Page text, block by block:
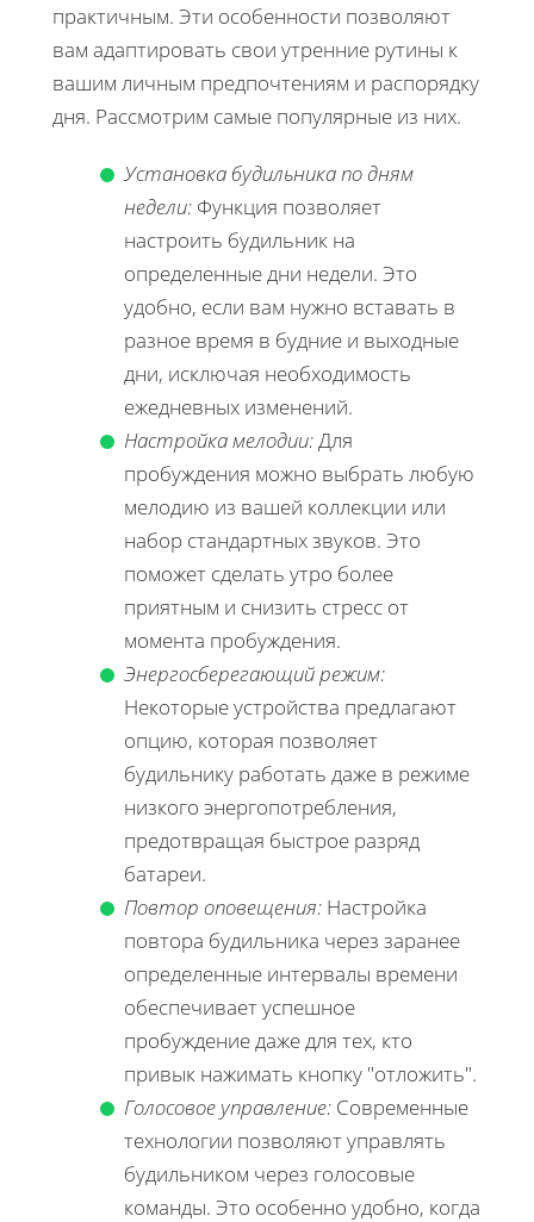
практичным. Эти особенности позволяют
вам адаптировать свои утренние рутины к
вашим личным предпочтениям и распорядку
дня. Рассмотрим самые популярные из них.
Установка будильника по дням
недели: Функция позволяет
настроить будильник на
определенные дни недели. Это
удобно, если вам нужно вставать в
разное время в будние и выходные
дни, исключая необходимость
ежедневных изменений.
Настройка мелодии:Для
пробуждения можно выбрать любую
мелодию из вашей коллекции или
набор стандартных звуков. Это
поможет сделать утро более
приятным и снизить стресс от
момента пробуждения.
Энергосберегающий режим:
Некоторые устройства предлагают
опцию, которая позволяет
будильнику работать даже в режиме
низкого энергопотребления,
предотвращая быстрое разряд
батареи.
Повтор оповещения: Настройка
повтора будильника через заранее
определенные интервалы времени
обеспечивает успешное
пробуждение даже для тех, кто
привык нажимать кнопку "отложить".
Голосовое управление: Современные
технологии позволяют управлять
будильником через голосовые
команды. Это особенно удобно, когда